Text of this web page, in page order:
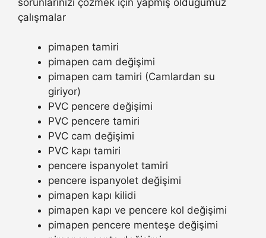
çalışmalar
pimapen tamiri
pimapen cam değişimi
pimapen cam tamiri (Camlardan su
giriyor)
PVC pencere değişimi
PVC pencere tamiri
PVC cam değişimi
PVC kapı tamiri
pencere ispanyolet tamiri
pencere ispanyolet değişimi
pimapen kapı kilidi
pimapen kapı ve pencere kol değişimi
pimapen pencere menteşe değişimi